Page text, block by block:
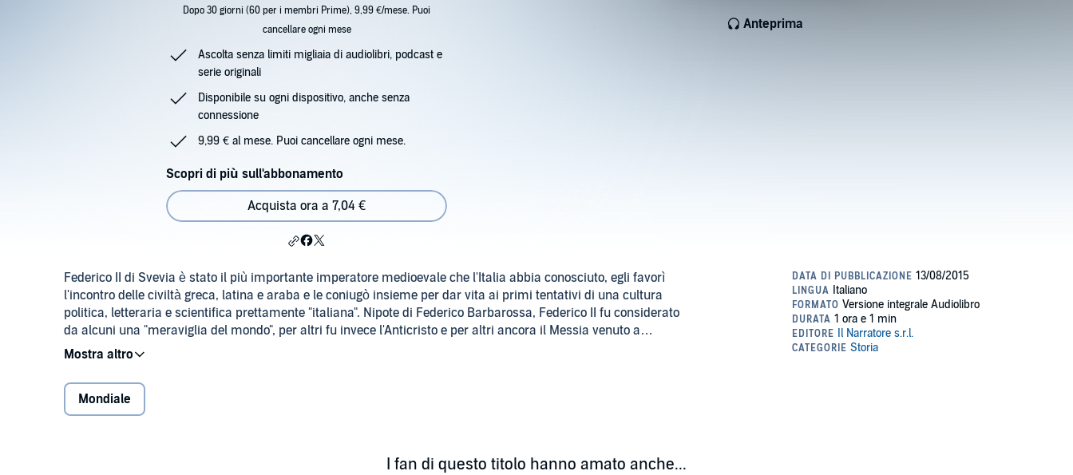
Anteprima
Dopo 30 giorni (60 per i membri Prime), 9,99 €/mese. Puoi
cancellare ogni mese
Ascolta senza limiti migliaia di audiolibri, podcast e
serie originali
Disponibile su ogni dispositivo, anche senza
connessione
9,99 € al mese. Puoi cancellare ogni mese.
Scopri di più sull'abbonamento
Acquista ora a 7,04 €
Federico II di Svevia è stato il più importante imperatore medioevale che l'Italia abbia conosciuto, egli favorì
l'incontro delle civiltà greca, latina e araba e le coniugò insieme per dar vita ai primi tentativi di una cultura
politica, letteraria e scientifica prettamente "italiana". Nipote di Federico Barbarossa, Federico II fu considerato
da alcuni una "meraviglia del mondo", per altri fu invece l'Anticristo e per altri ancora il Messia venuto a
riportare l'ordine di Dio sulla Terra.
Per tutta la prima metà del XIII secolo l'imperatore svevo si mosse con spregiudicatezza e inventiva in un
complesso scenario politico, che egli influenzò fortemente e di cui fu protagonista. Il centro della sua politica fu
il Regno di Sicilia e la sua corte a Palermo fu il luogo d'incontro delle menti più brillanti e sapienti d'Europa; egli
mondo con la naturalezza con cui compì quest'opera che oggi è da considerarsi titanica.
Mondiale
I fan di questo titolo hanno amato anche...